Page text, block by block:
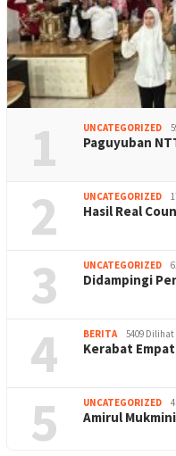
1 UNCATEGORIZED
Paguyuban
2 UNCATEGORIZED
Hasil Real
3 UNCATEGORIZED
Didampingi
4 BERITA 5409 Dilihat
Kerabat
5 UNCATEGORIZED
Amirul